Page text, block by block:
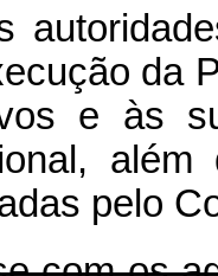
da
e às
pelo